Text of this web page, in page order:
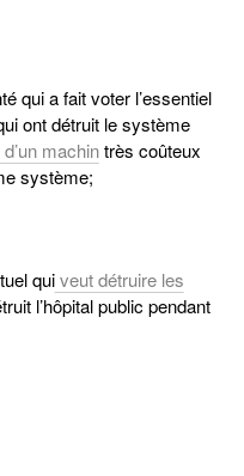
qui a fait voter l’essentiel
ont détruit le système
machintrès coûteux
système;
quiveut détruire les
l’hôpital public pendant